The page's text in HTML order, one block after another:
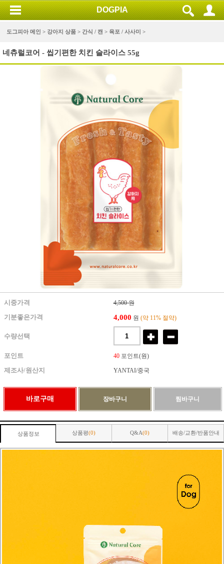
DOGPIA
도그피아 메인 > 강아지 상품 > 간식 / 캔 > 육포 / 사사미 >
네츄럴코어 - 씹기편한 치킨 슬라이스 55g
시중가격 4,500 원
기분좋은가격 4,000 원 (약 11% 절약)
수량선택
포인트 40포인트(원)
제조사/원산지 YANTAI/중국
상품정보 상품평(0) Q&A(0) 배송/교환/반품안내